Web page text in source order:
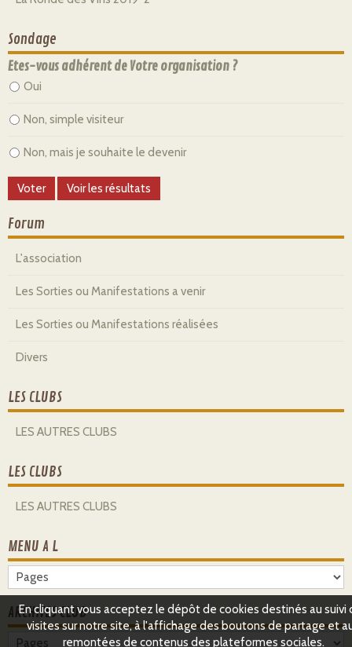
Sondage
Etes-vous adhérent de Votre organisation ?
Oui
Non, simple visiteur
Non, mais je souhaite le devenir
Forum
L'association
Les Sorties ou Manifestations a venir
Les Sorties ou Manifestations réalisées
Divers
LES CLUBS
LES AUTRES CLUBS
LES CLUBS
LES AUTRES CLUBS
MENU A L
ARCHIVES CLUB
En cliquant vous acceptez le dépôt de cookies destinés au suivi
visites sur notre site, à l'affichage des boutons de partage et
remontées de contenus des plateformes sociales.